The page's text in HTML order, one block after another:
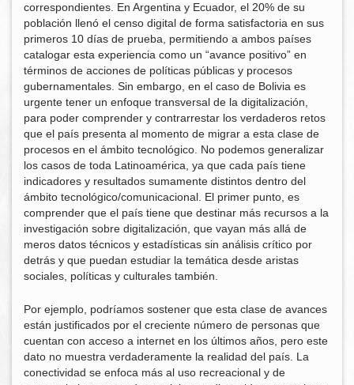
correspondientes. En Argentina y Ecuador, el 20% de su
población llenó el censo digital de forma satisfactoria en sus
primeros 10 días de prueba, permitiendo a ambos países
catalogar esta experiencia como un “avance positivo” en
términos de acciones de políticas públicas y procesos
gubernamentales. Sin embargo, en el caso de Bolivia es
urgente tener un enfoque transversal de la digitalización,
para poder comprender y contrarrestar los verdaderos retos
que el país presenta al momento de migrar a esta clase de
procesos en el ámbito tecnológico. No podemos generalizar
los casos de toda Latinoamérica, ya que cada país tiene
indicadores y resultados sumamente distintos dentro del
ámbito tecnológico/comunicacional. El primer punto, es
comprender que el país tiene que destinar más recursos a la
investigación sobre digitalización, que vayan más allá de
meros datos técnicos y estadísticas sin análisis crítico por
detrás y que puedan estudiar la temática desde aristas
sociales, políticas y culturales también.
Por ejemplo, podríamos sostener que esta clase de avances
están justificados por el creciente número de personas que
cuentan con acceso a internet en los últimos años, pero este
dato no muestra verdaderamente la realidad del país. La
conectividad se enfoca más al uso recreacional y de